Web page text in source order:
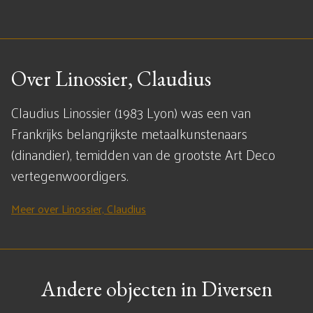
Over Linossier, Claudius
Claudius Linossier (1983 Lyon) was een van
Frankrijks belangrijkste metaalkunstenaars
(dinandier), temidden van de grootste Art Deco
vertegenwoordigers.
Meer over Linossier, Claudius
Andere objecten in Diversen